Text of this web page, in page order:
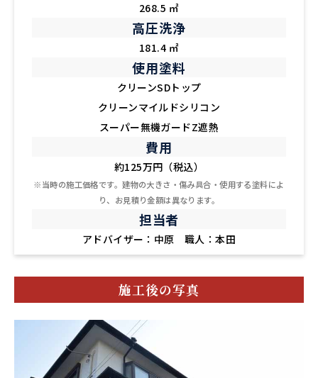
268.5 ㎡
高圧洗浄
181.4 ㎡
使用塗料
クリーンSDトップ
クリーンマイルドシリコン
スーパー無機ガードZ遮熱
費用
約125万円（税込）
※当時の施工価格です。建物の大きさ・傷み具合・使用する塗料によ
り、お見積り金額は異なります。
担当者
アドバイザー：中原 職人：本田
施工後の写真